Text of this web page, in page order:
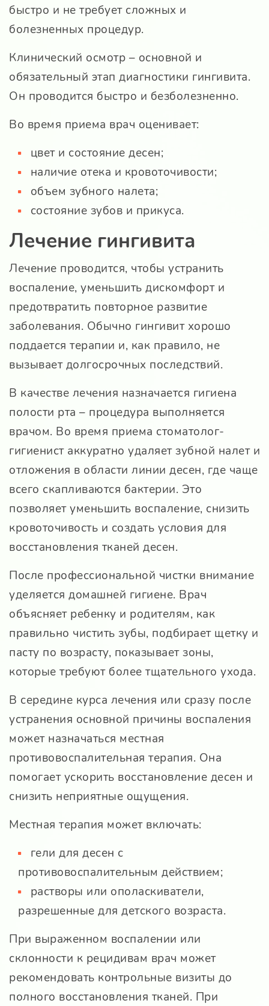
быстро и не требует сложных и
болезненных процедур.
Клинический осмотр – основной и
обязательный этап диагностики гингивита.
Он проводится быстро и безболезненно.
Во время приема врач оценивает:
цвет и состояние десен;
наличие отека и кровоточивости;
объем зубного налета;
состояние зубов и прикуса.
Лечение гингивита
Лечение проводится, чтобы устранить
воспаление, уменьшить дискомфорт и
предотвратить повторное развитие
заболевания. Обычно гингивит хорошо
поддается терапии и, как правило, не
вызывает долгосрочных последствий.
В качестве лечения назначается гигиена
полости рта – процедура выполняется
врачом. Во время приема стоматолог-
гигиенист аккуратно удаляет зубной налет и
отложения в области линии десен, где чаще
всего скапливаются бактерии. Это
позволяет уменьшить воспаление, снизить
кровоточивость и создать условия для
восстановления тканей десен.
После профессиональной чистки внимание
уделяется домашней гигиене. Врач
объясняет ребенку и родителям, как
правильно чистить зубы, подбирает щетку и
пасту по возрасту, показывает зоны,
которые требуют более тщательного ухода.
В середине курса лечения или сразу после
устранения основной причины воспаления
может назначаться местная
противовоспалительная терапия. Она
помогает ускорить восстановление десен и
снизить неприятные ощущения.
Местная терапия может включать:
гели для десен с
противовоспалительным действием;
растворы или ополаскиватели,
разрешенные для детского возраста.
При выраженном воспалении или
склонности к рецидивам врач может
рекомендовать контрольные визиты до
полного восстановления тканей. При